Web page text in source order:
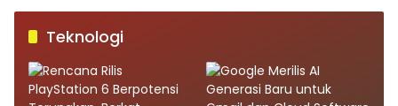
Teknologi